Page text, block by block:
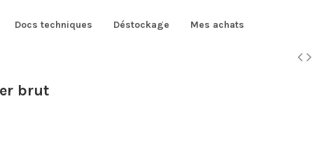
Docs techniques Déstockage Mes achats
brut